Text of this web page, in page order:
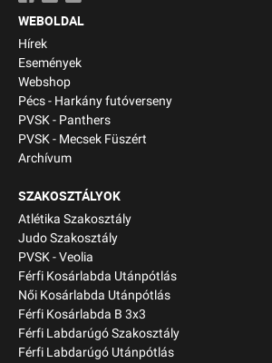
WEBOLDAL
Hírek
Események
Webshop
Pécs - Harkány futóverseny
PVSK - Panthers
PVSK - Mecsek Füszért
Archívum
SZAKOSZTÁLYOK
Atlétika Szakosztály
Judo Szakosztály
PVSK - Veolia
Férfi Kosárlabda Utánpótlás
Női Kosárlabda Utánpótlás
Férfi Kosárlabda B 3x3
Férfi Labdarúgó Szakosztály
Férfi Labdarúgó Utánpótlás